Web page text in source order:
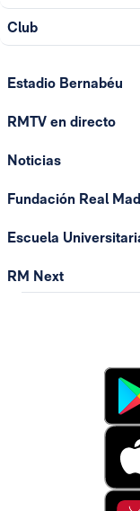
Club
Estadio Bernabéu
RMTV en directo
Noticias
Fundación Real
Escuela
RM Next